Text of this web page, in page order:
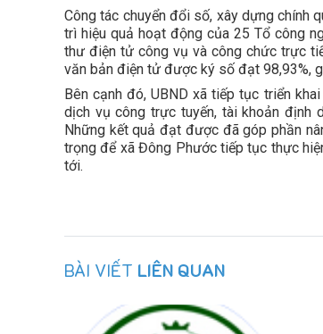
Công tác chuyển đổi số, xây dựng chính
trì hiệu quả hoạt động của 25 Tổ công
thư điện tử công vụ và công chức trực
văn bản điện tử được ký số đạt 98,93%,
Bên cạnh đó, UBND xã tiếp tục triển
dịch vụ công trực tuyến, tài khoản định
Những kết quả đạt được đã góp phần
trọng để xã Đông Phước tiếp tục thực
tới.
BÀI VIẾT LIÊN QUAN